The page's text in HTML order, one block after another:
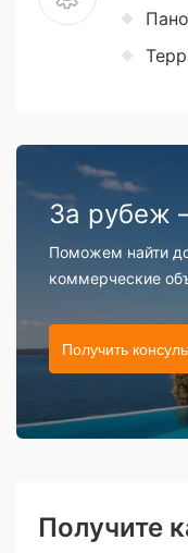
За рубеж
Поможем найти
коммерческие
Получить
Получите